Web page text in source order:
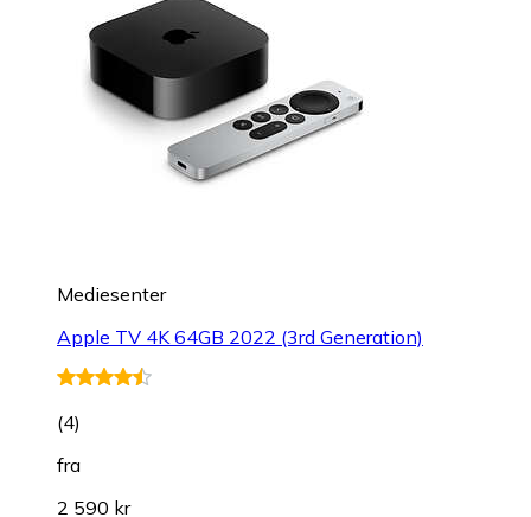
Mediesenter
Apple TV 4K 64GB 2022 (3rd Generation)
(4)
fra
2 590 kr